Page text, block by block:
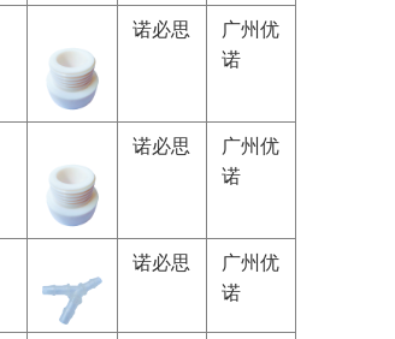
诺必思
广州优
诺
诺必思
广州优
诺
诺必思
广州优
诺